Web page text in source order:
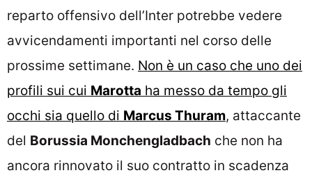
reparto offensivo dell’Inter potrebbe vedere
avvicendamenti importanti nel corso delle
prossime settimane. Non è un caso che uno dei
profili sui cui Marotta ha messo da tempo gli
occhi sia quello di Marcus Thuram, attaccante
del Borussia Monchengladbach che non ha
ancora rinnovato il suo contratto in scadenza